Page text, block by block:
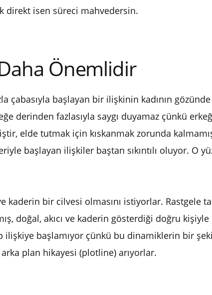
direkt isen süreci mahvedersin.
Önemlidir
çabasıyla başlayan bir ilişkinin kadının
derinden fazlasıyla saygı duyamaz çünkü
elde tutmak için kıskanmak zorunda
başlayan ilişkiler baştan sıkıntılı oluyor. O
kaderin bir cilvesi olmasını istiyorlar. Rastgele
doğal, akıcı ve kaderin gösterdiği doğru
başlamıyor çünkü bu dinamiklerin bir
plan hikayesi (plotline) arıyorlar.